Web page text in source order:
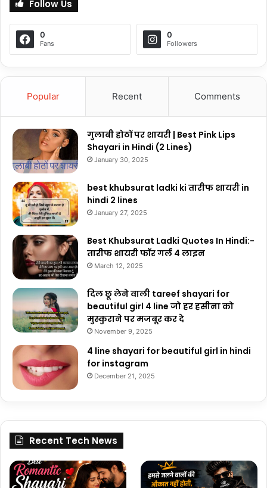
Follow Us
0
Fans
0
Followers
Popular Recent Comments
गुलाबी होठों पर शायरी | Best Pink Lips
Shayari in Hindi (2 Lines)
January 30, 2025
best khubsurat ladki ki तारीफ शायरी in
hindi 2 lines
January 27, 2025
Best Khubsurat Ladki Quotes In Hindi:-
तारीफ शायरी फॉर गर्ल 4 लाइन
March 12, 2025
दिल छू लेने वाली tareef shayari for
beautiful girl 4 line जो हर हसीना को
मुस्कुराने पर मजबूर कर दे
November 9, 2025
4 line shayari for beautiful girl in hindi
for instagram
December 21, 2025
Recent Tech News